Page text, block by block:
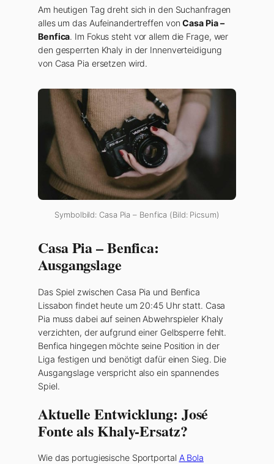
Am heutigen Tag dreht sich in den Suchanfragen
alles um das Aufeinandertreffen vonCasa Pia –
Benfica. Im Fokus steht vor allem die Frage, wer
den gesperrten Khaly in der Innenverteidigung
von Casa Pia ersetzen wird.
Symbolbild: Casa Pia – Benfica (Bild: Picsum)
Casa Pia – Benfica:
Ausgangslage
Das Spiel zwischen Casa Pia und Benfica
Lissabon findet heute um 20:45 Uhr statt. Casa
Pia muss dabei auf seinen Abwehrspieler Khaly
verzichten, der aufgrund einer Gelbsperre fehlt.
Benfica hingegen möchte seine Position in der
Liga festigen und benötigt dafür einen Sieg. Die
Ausgangslage verspricht also ein spannendes
Spiel.
Aktuelle Entwicklung: José
Fonte als Khaly-Ersatz?
Wie das portugiesische Sportportal A Bola